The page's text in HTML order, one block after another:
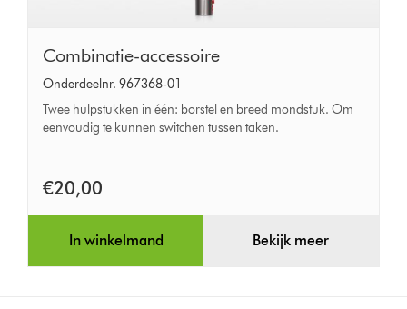
Combinatie-
accessoire
Combinatie-accessoire
Onderdeelnr. 967368-01
Twee hulpstukken in één: borstel en breed mondstuk. Om
eenvoudig te kunnen switchen tussen taken.
€20,00
In winkelmand Bekijk meer